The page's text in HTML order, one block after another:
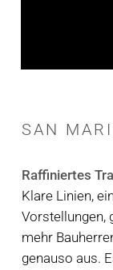
SAN
Raffiniertes
Klare Linien,
Vorstellungen,
mehr
genauso aus.